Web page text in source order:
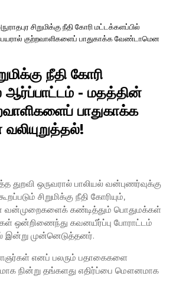
சிறுமிக்கு நீதி கோரி மட்டக்களப்பில்
குற்றவாளிகளைப் பாதுகாக்க வேண்டாமென
நீதி கோரி
ஆர்ப்பாட்டம் - மதத்தின்
பாதுகாக்க
துறவி ஒருவரால் பாலியல் வன்புணர்வுக்கு
சிறுமிக்கு நீதி கோரியும்,
வன்முறைகளைக் கண்டித்தும் பொதுமக்கள்
ஒன்றிணைந்து கவனயீர்ப்பு போராட்டம்
இன்று முன்னெடுத்தனர்.
எனப் பலரும் பதாகைகளை
நின்று தங்களது எதிர்ப்பை மௌனமாக